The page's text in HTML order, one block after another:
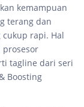
kemampuan
terang dan
rapi. Hal
prosesor
tagline dari seri
Boosting